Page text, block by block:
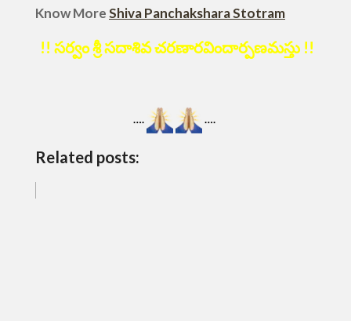
Know MoreShiva Panchakshara Stotram
!! సర్వం శ్రీ సదాశివ చరణారవిందార్పణమస్తు !!
…. ….
Related posts: